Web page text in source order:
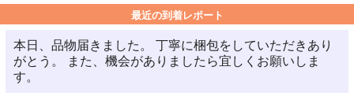
最近の到着レポート
本日、品物届きました。 丁寧に梱包をしていただきあり
がとう。 また、機会がありましたら宜しくお願いしま
す。